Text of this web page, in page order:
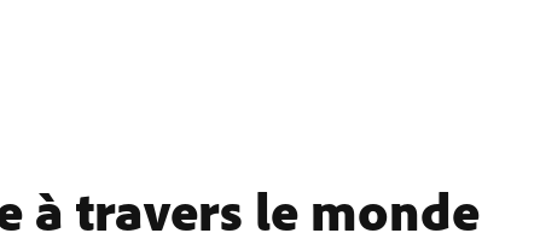
à travers le monde